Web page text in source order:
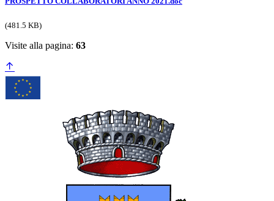
(481.5 KB)
Visite alla pagina: 63